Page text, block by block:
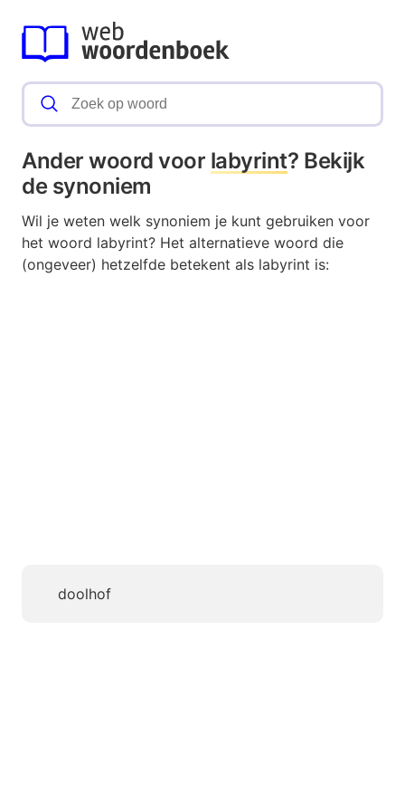
Ander woord voor labyrint? Bekijk
de synoniem
Wil je weten welk synoniem je kunt gebruiken voor
het woord labyrint? Het alternatieve woord die
(ongeveer) hetzelfde betekent als labyrint is:
doolhof